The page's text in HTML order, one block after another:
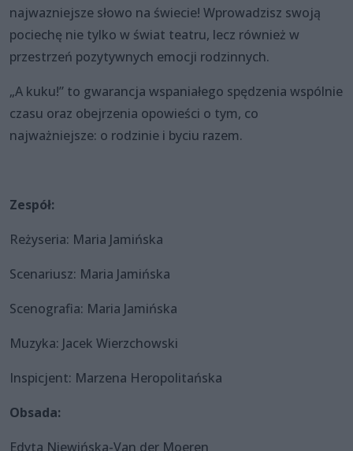
najwazniejsze słowo na świecie! Wprowadzisz swoją
pociechę nie tylko w świat teatru, lecz również w
przestrzeń pozytywnych emocji rodzinnych.
„A kuku!” to gwarancja wspaniałego spędzenia wspólnie
czasu oraz obejrzenia opowieści o tym, co
najważniejsze: o rodzinie i byciu razem.
Zespół:
Reżyseria: Maria Jamińska
Scenariusz: Maria Jamińska
Scenografia: Maria Jamińska
Muzyka: Jacek Wierzchowski
Inspicjent: Marzena Heropolitańska
Obsada:
Edyta Niewińska-Van der Moeren